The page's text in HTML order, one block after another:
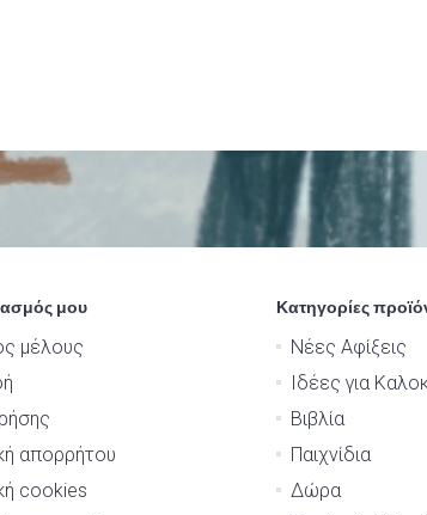
μου
μέλους
απορρήτου
cookies
Κατηγορίες
Νέες Αφίξεις
Ιδέες για
Βιβλία
Παιχνίδια
Δώρα